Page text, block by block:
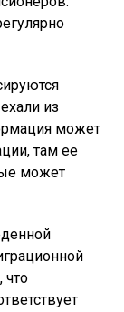
из
может
там ее
может
что